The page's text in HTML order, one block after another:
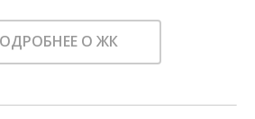
О ЖК